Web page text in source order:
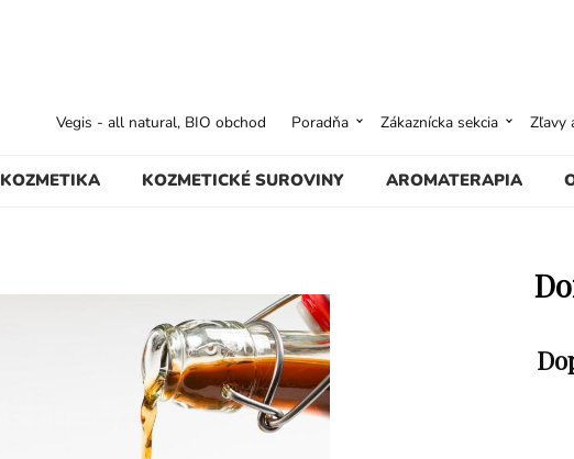
KOZMETIKA KOZMETICKÉ SUROVINY AROMATERAPIA
Vegis - all natural, BIO obchod Poradňa Zákaznícka sekcia Zľavy